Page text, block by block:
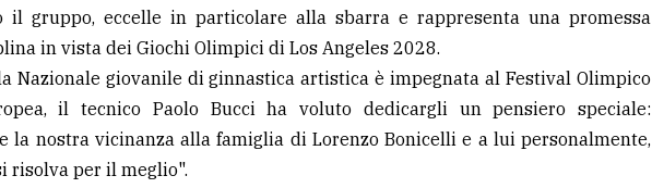
il gruppo, eccelle in particolare alla sbarra e rappresenta una promessa
in vista dei Giochi Olimpici di Los Angeles 2028.
Nazionale giovanile di ginnastica artistica è impegnata al Festival Olimpico
il tecnico Paolo Bucci ha voluto dedicargli un pensiero speciale:
la nostra vicinanza alla famiglia di Lorenzo Bonicelli e a lui personalmente,
risolva per il meglio".